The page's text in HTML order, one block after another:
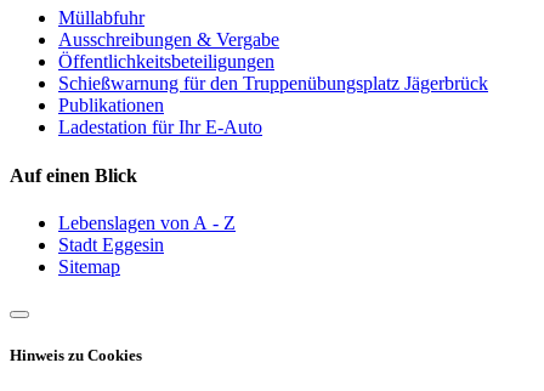
Müllabfuhr
Ausschreibungen & Vergabe
Öffentlichkeitsbeteiligungen
Schießwarnung für den Truppenübungsplatz Jägerbrück
Publikationen
Ladestation für Ihr E-Auto
Auf einen Blick
Lebenslagen von A - Z
Stadt Eggesin
Sitemap
Hinweis zu Cookies